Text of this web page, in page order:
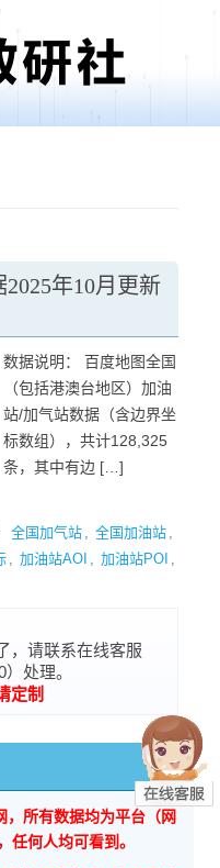
年10月更新
数据说明： 百度地图全国
（包括港澳台地区）加油
站/加气站数据（含边界坐
标数组），共计128,325
条，其中有边 […]
全国加气站 , 全国加油站 ,
, 加油站AOI , 加油站POI ,
，请联系在线客服
处理。
定制
所有数据均为平台（网
任何人均可看到。